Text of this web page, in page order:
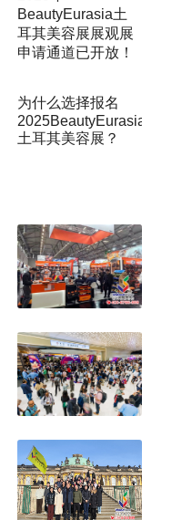
BeautyEurasia土
耳其美容展展观展
申请通道已开放！
为什么选择报名
2025BeautyEurasia
土耳其美容展？